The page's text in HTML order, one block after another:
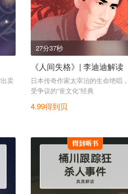
卖
27分37秒
《人间失格》| 李迪迪解读
日本传奇作家太宰治的生命绝唱
受争议的“丧文化”经典
4.99得到贝